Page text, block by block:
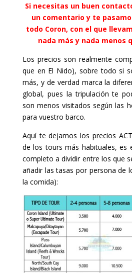
Si necesitas un buen
un comentario y te
todo Coron, con el que
nada más y nada menos
Los precios son realmente
que en El Nido), sobre todo si
más, y de verdad marca la
global, pues la tripulación te
son menos visitados según las
para vuestro barco.
Aquí te dejamos los precios
de los tours más habituales, es
completo a dividir entre los que
añadir las tasas por persona de
la comida):